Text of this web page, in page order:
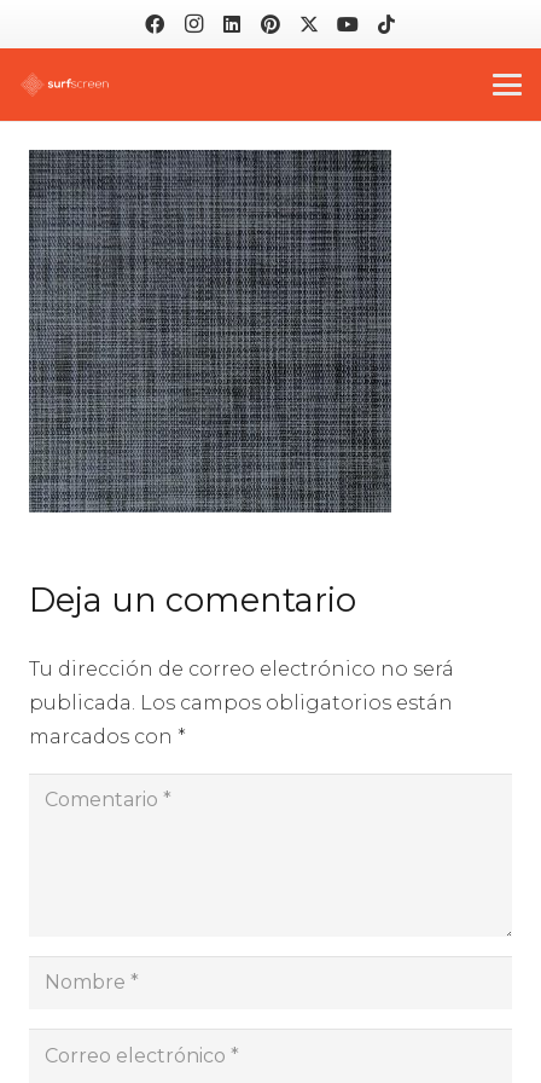
Deja un comentario
Tu dirección de correo electrónico no será
publicada. Los campos obligatorios están
marcados con *